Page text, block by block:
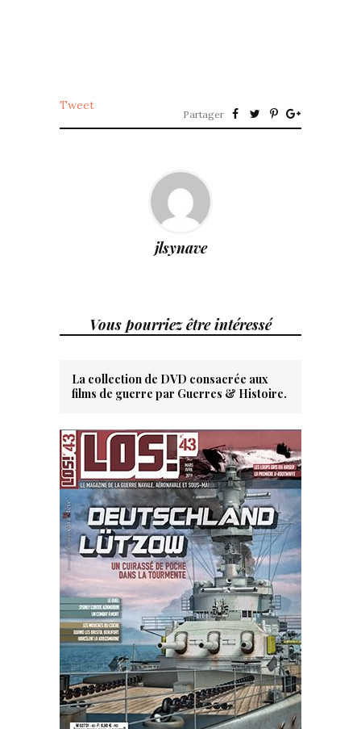
Tweet
Partager
jlsynave
Vous pourriez être intéressé
La collection de DVD consacrée aux
films de guerre par Guerres & Histoire.